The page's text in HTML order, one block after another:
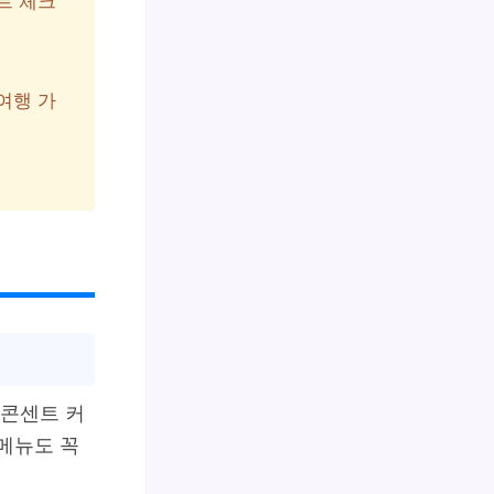
행 가
센트 커
뉴도 꼭